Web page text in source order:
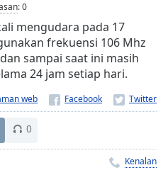
:0
mengudara pada 17
frekuensi 106 Mhz
sampai saat ini masih
24 jam setiap hari.
web
0
Kenalan